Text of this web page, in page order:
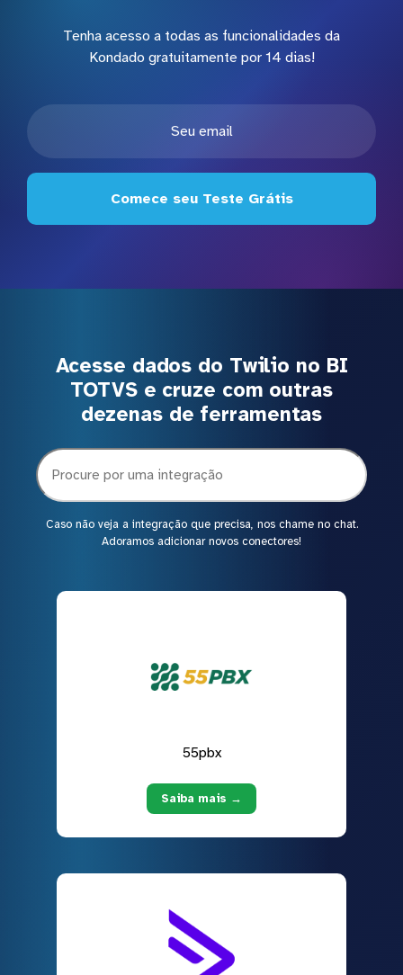
Tenha acesso a todas as funcionalidades da
Kondado gratuitamente por 14 dias!
Comece seu Teste Grátis
Acesse dados do Twilio no BI
TOTVS e cruze com outras
dezenas de ferramentas
Caso não veja a integração que precisa, nos chame no chat.
Adoramos adicionar novos conectores!
55pbx
Saiba mais →